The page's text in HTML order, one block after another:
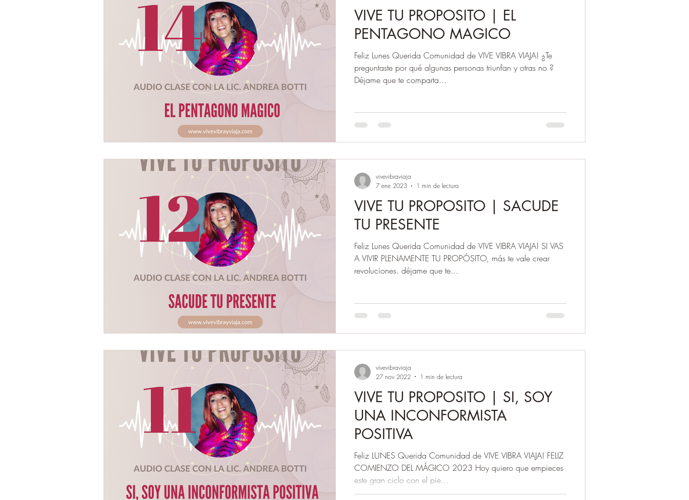
VIVE TU PROPOSITO | EL
PENTAGONO MAGICO
Feliz Lunes Querida Comunidad de VIVE VIBRA VIAJA! ¿Te
preguntaste por qué algunas personas triunfan y otras no ?
Déjame que te comparta...
VIVE TU PROPOSITO | SACUDE
TU PRESENTE
Feliz Lunes Querida Comunidad de VIVE VIBRA VIAJA! SI VAS
A VIVIR PLENAMENTE TU PROPÓSITO, más te vale crear
revoluciones. déjame que te...
vivevibraviaja
7 ene 2023
1 min de lectura
VIVE TU PROPOSITO | SI, SOY
UNA INCONFORMISTA
POSITIVA
Feliz LUNES Querida Comunidad de VIVE VIBRA VIAJA! FELIZ
COMIENZO DEL MÁGICO 2023 Hoy quiero que empieces
este gran ciclo con el pie...
vivevibraviaja
27 nov 2022
1 min de lectura